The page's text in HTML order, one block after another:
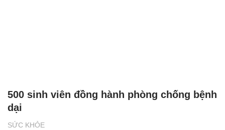
SỨC KHỎE
500 sinh viên đồng hành phòng chống bệnh
dại